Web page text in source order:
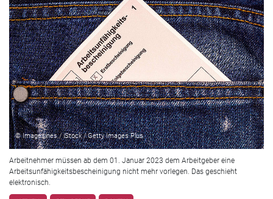
© Imagesines / iStock / Getty Images Plus
Arbeitnehmer müssen ab dem 01. Januar 2023 dem Arbeitgeber eine
Arbeitsunfähigkeitsbescheinigung nicht mehr vorlegen. Das geschieht
elektronisch.